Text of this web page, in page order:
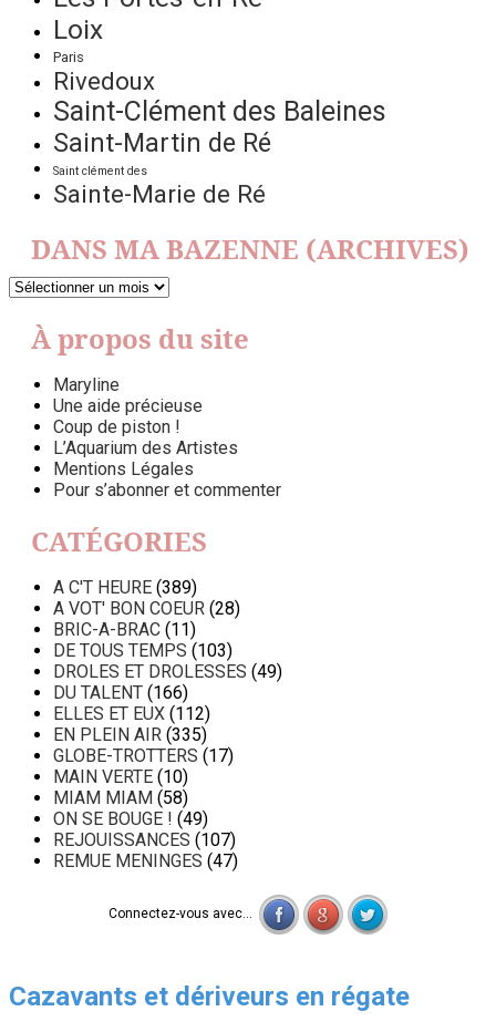
Loix
Paris
Rivedoux
Saint-Clément des Baleines
Saint-Martin de Ré
Saint clément des
Sainte-Marie de Ré
DANS MA BAZENNE (ARCHIVES)
DANS
BAZENNE
(ARCHIVES)
À propos du site
Maryline
Une aide précieuse
Coup de piston !
L’Aquarium des Artistes
Mentions Légales
Pour s’abonner et commenter
CATÉGORIES
A C'T HEURE (389)
A VOT' BON COEUR (28)
BRIC-A-BRAC (11)
DE TOUS TEMPS (103)
DROLES ET DROLESSES (49)
DU TALENT (166)
ELLES ET EUX (112)
EN PLEIN AIR (335)
GLOBE-TROTTERS (17)
MAIN VERTE (10)
MIAM MIAM (58)
ON SE BOUGE ! (49)
REJOUISSANCES (107)
REMUE MENINGES (47)
Connectez-vous avec...
Cazavants et dériveurs en régate